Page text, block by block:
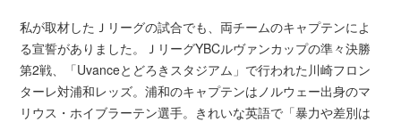
私が取材したＪリーグの試合でも、両チームのキャプテンによ
る宣誓がありました。ＪリーグYBCルヴァンカップの準々決勝
第2戦、「Uvanceとどろきスタジアム」で行われた川崎フロン
ターレ対浦和レッズ。浦和のキャプテンはノルウェー出身のマ
リウス・ホイブラーテン選手。きれいな英語で「暴力や差別は